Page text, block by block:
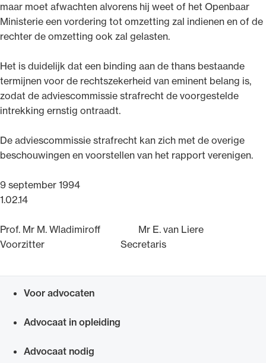
maar moet afwachten alvorens hij weet of het Openbaar
Ministerie een vordering tot omzetting zal indienen en of de
rechter de omzetting ook zal gelasten.
Het is duidelijk dat een binding aan de thans bestaande
termijnen voor de rechtszekerheid van eminent belang is,
zodat de adviescommissie strafrecht de voorgestelde
intrekking ernstig ontraadt.
De adviescommissie strafrecht kan zich met de overige
beschouwingen en voorstellen van het rapport verenigen.
9 september 1994
1.02.14
Prof. Mr M. Wladimiroff Mr E. van Liere
Voorzitter Secretaris
Voor advocaten
Advocaat in opleiding
Advocaat nodig